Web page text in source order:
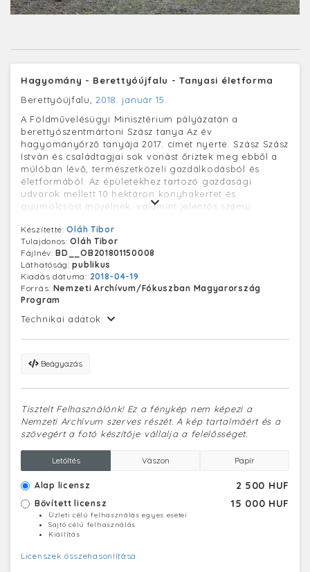
Hagyomány - Berettyóújfalu - Tanyasi életforma
Berettyóújfalu,2018. január 15.
A Földművelésügyi Minisztérium pályázatán a
berettyószentmártoni Szász tanya Az év
hagyományőrző tanyája 2017. címet nyerte. Szász Szász
István és családtagjai sok vonást őriztek meg ebből a
múlóban lévő, természetközeli gazdálkodásból és
életformából. Az épületekhez tartozó gazdasági
udvarok mellett 10 hektáron konyhakertet és
gyümölcsöst művelnek, valamint jelentős számú
Készítette:Oláh Tibor
Tulajdonos:Oláh Tibor
Fájlnév:BD__OB201801150008
Láthatóság:publikus
Kiadás dátuma: 2018-04-19
Forrás: Nemzeti Archívum/Fókuszban Magyarország
Program
Technikai adatok:
Beágyazás
Tisztelt Felhasználónk! Ez a fénykép nem képezi a
Nemzeti Archívum szerves részét. A kép tartalmáért és a
szövegért a fotó készítője vállalja a felelősséget.
Letöltés Vászon Papír
Alap licensz 2 500 HUF
Bővített licensz 15 000 HUF
Üzleti célú felhasználás egyes esetei
Sajtó célú felhasználás
Kiállítás
Licenszek összehasonlítása